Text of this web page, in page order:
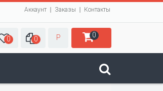
Аккаунт Заказы Контакты
0 0 Р 0